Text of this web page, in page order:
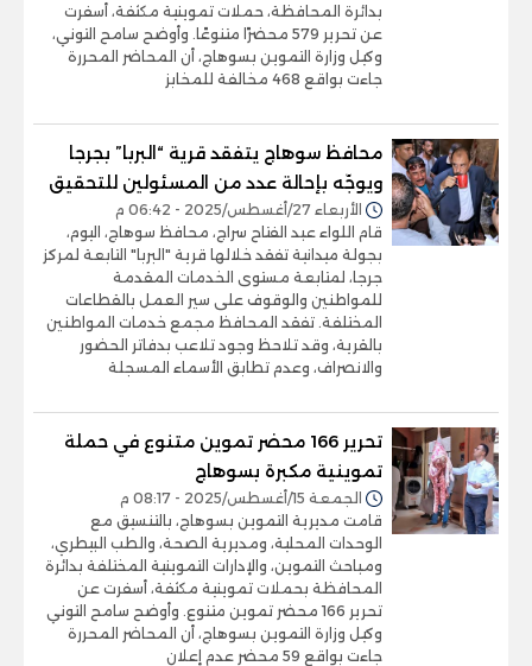
بدائرة المحافظة، حملات تموينية مكثفة، أسفرت
عن تحرير 579 محضرًا متنوعًا. وأوضح سامح التوني،
وكيل وزارة التموين بسوهاج، أن المحاضر المحررة
جاءت بواقع 468 مخالفة للمخابز
محافظ سوهاج يتفقد قرية “البربا” بجرجا
ويوجّه بإحالة عدد من المسئولين للتحقيق
الأربعاء 27/أغسطس/2025 - 06:42 م
قام اللواء عبد الفتاح سراج، محافظ سوهاج، اليوم،
بجولة ميدانية تفقد خلالها قرية "البربا" التابعة لمركز
جرجا، لمتابعة مستوى الخدمات المقدمة
للمواطنين والوقوف على سير العمل بالقطاعات
المختلفة. تفقد المحافظ مجمع خدمات المواطنين
بالقرية، وقد تلاحظ وجود تلاعب بدفاتر الحضور
والانصراف، وعدم تطابق الأسماء المسجلة
تحرير 166 محضر تموين متنوع في حملة
تموينية مكبرة بسوهاج
الجمعة 15/أغسطس/2025 - 08:17 م
قامت مديرية التموين بسوهاج، بالتنسيق مع
الوحدات المحلية، ومديرية الصحة، والطب البيطري،
ومباحث التموين، والإدارات التموينية المختلفة بدائرة
المحافظة بحملات تموينية مكثفة، أسفرت عن
تحرير 166 محضر تموين متنوع. وأوضح سامح التوني
وكيل وزارة التموين بسوهاج، أن المحاضر المحررة
جاءت بواقع 59 محضر عدم إعلان